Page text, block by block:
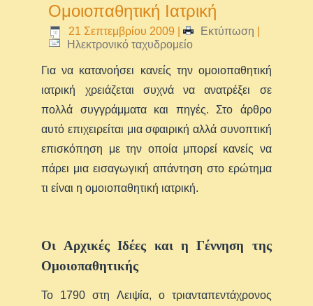
Ομοιοπαθητική Ιατρική
21 Σεπτεμβρίου 2009 | Εκτύπωση
Ηλεκτρονικό ταχυδρομείο
Για να κατανοήσει κανείς την ομοιοπαθητική
ιατρική χρειάζεται συχνά να ανατρέξει σε
πολλά συγγράμματα και πηγές. Στο άρθρο
αυτό επιχειρείται μια σφαιρική αλλά συνοπτική
επισκόπηση με την οποία μπορεί κανείς να
πάρει μια εισαγωγική απάντηση στο ερώτημα
τι είναι η ομοιοπαθητική ιατρική.
Οι Αρχικές Ιδέες και η Γέννηση της
Ομοιοπαθητικής
Το 1790 στη Λειψία, ο τριανταπεντάχρονος